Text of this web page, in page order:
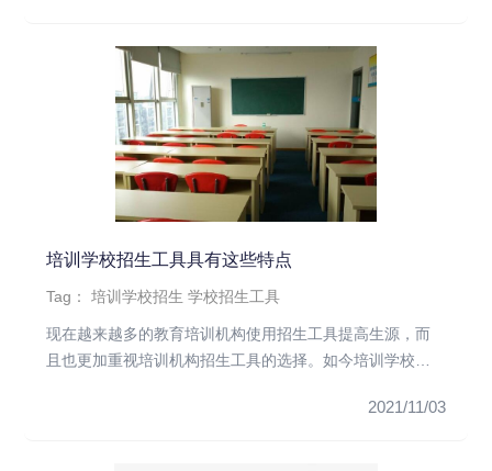
培训学校招生工具具有这些特点
Tag：培训学校招生 学校招生工具
现在越来越多的教育培训机构使用招生工具提高生源，而
且也更加重视培训机构招生工具的选择。如今培训学校招
2021/11/03